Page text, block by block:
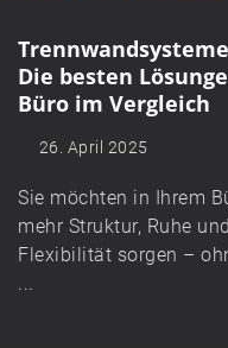
Die besten
Büro im Vergleich
26. April 2025
Sie möchten in Ihrem
mehr Struktur, Ruhe und
Flexibilität sorgen –
...